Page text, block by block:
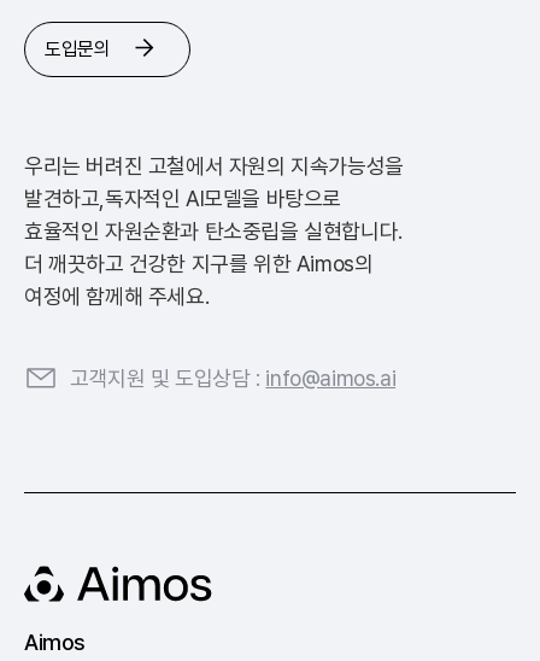
도입문의
우리는 버려진 고철에서 자원의 지속가능성을
발견하고, 독자적인 AI모델을 바탕으로
효율적인 자원순환과 탄소중립을 실현합니다.
더 깨끗하고 건강한 지구를 위한 Aimos의
여정에 함께해 주세요.
고객지원 및 도입상담 : info@aimos.ai
Aimos